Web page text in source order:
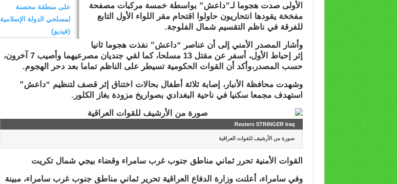
على منطقة محصنة
لمسلحي الدولة الإسلامية
(فيديو)
الأولى صدت هجوما لـ”داعش” بواسطة خمسة مركبات مصفحة
مفخخة يقودها انتحاريون حاولوا اقتحام مقر اللواء الأول التابع
للفرقة في ناظم التقسيم شمال الفلوجة.
وأشار المصدر الأمني إلى أن عناصر “داعش” نفذت هجوما ثانيا
إثر إحباط الأول، أسفر عن مقتل 13 مسلحا، كما لقي جنديان مصرعيهما وأصيب 7 آخرون،
حسب المصدر،وأكد أن القوات الحكومية تسيطر على الناظم تماما بعد دحر الهجوم.
وشهدت محافظة الأنبار، إصابة ثلاثة أطفال بحالات اختناق إثر قصف لتنظيم “داعش”
استهدف مجمعا سكنيا في ناحية البغدادي بصواريخ مزودة بغاز الكلور.
Reuters STRINGER Iraq
صورة من الأرشيف للقوات العراقية
القوات الأمنية تحرر ثماني مناطق جنوب غرب سامراء وقضاء بيجي شمال تكريت
وفي سامراء، أعلنت وزارة الدفاع العراقية تحرير ثماني مناطق جنوب غرب سامراء، مبينة